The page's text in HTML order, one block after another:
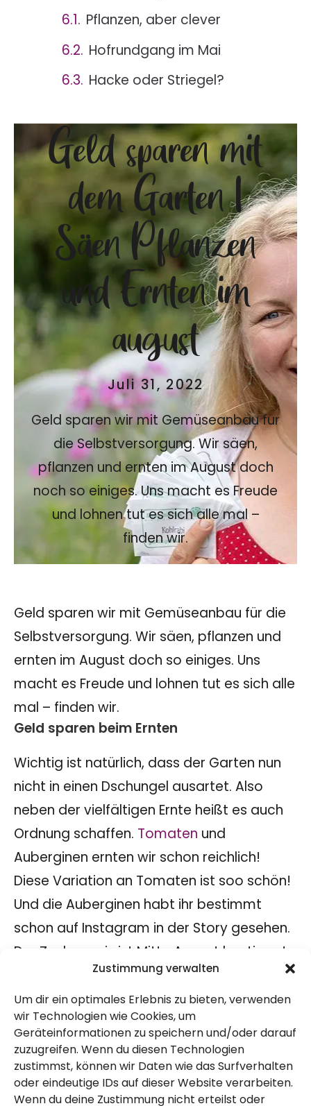
Zustimmung verwalten
Um dir ein optimales Erlebnis zu bieten, verwenden
wir Technologien wie Cookies, um
Geräteinformationen zu speichern und/oder darauf
zuzugreifen. Wenn du diesen Technologien
zustimmst, können wir Daten wie das Surfverhalten
oder eindeutige IDs auf dieser Website verarbeiten.
Wenn du deine Zustimmung nicht erteilst oder
Geld sparen mit
dem Garten |
Säen Pflanzen
und Ernten im
august
Juli 31, 2022
Geld sparen wir mit Gemüseanbau für
die Selbstversorgung. Wir säen,
pflanzen und ernten im August doch
noch so einiges. Uns macht es Freude
und lohnen tut es sich alle mal –
finden wir.
Pflanzen, aber clever
Hofrundgang im Mai
Hacke oder Striegel?
Geld sparen wir mit Gemüseanbau für die
Selbstversorgung. Wir säen, pflanzen und
ernten im August doch so einiges. Uns
macht es Freude und lohnen tut es sich alle
mal – finden wir.
Geld sparen beim Ernten
Wichtig ist natürlich, dass der Garten nun
nicht in einen Dschungel ausartet. Also
neben der vielfältigen Ernte heißt es auch
Ordnung schaffen. Tomaten und
Auberginen ernten wir schon reichlich!
Diese Variation an Tomaten ist soo schön!
Und die Auberginen habt ihr bestimmt
schon auf Instagram in der Story gesehen.
Der Zuckermais ist Mitte August bestimmt
dann auch soweit.
DieMöhrendünnen wir aus und sicher sind
da auch schon die ersten zur Ernte dabei.
Ebenso die Kartoffeln und die Rote Bete.
Der Anbau von Gemüse und vor allem bei
Kartoffeln lohnt sich bei der aktuellen